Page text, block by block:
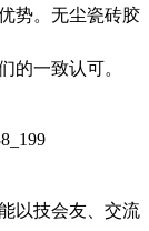
势。无尘瓷砖胶
的一致认可。
以技会友、交流